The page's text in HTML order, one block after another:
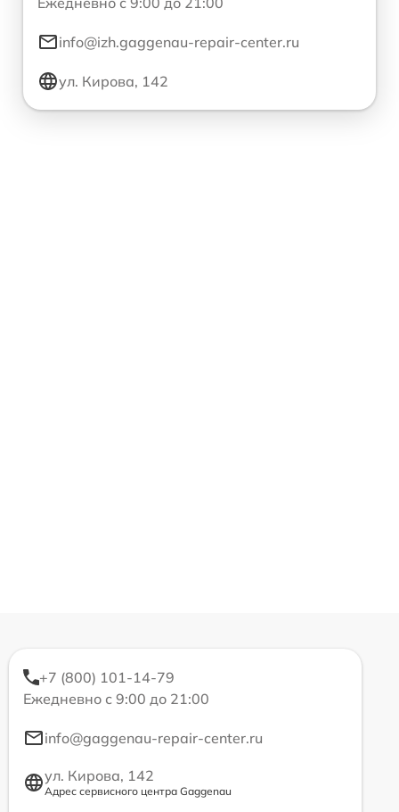
info@izh.gaggenau-repair-center.ru
ул. Кирова, 142
+7 (800) 101-14-79
Ежедневно с 9:00 до 21:00
info@gaggenau-repair-center.ru
ул. Кирова, 142
Адрес сервисного центра Gaggenau